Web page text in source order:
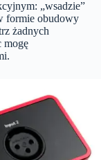
„wsadzie”
formie obudowy
żadnych
mogę